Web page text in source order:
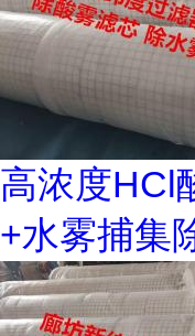
高浓度HCl
+水雾捕集